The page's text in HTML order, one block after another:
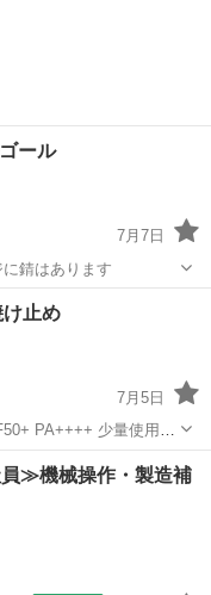
ール
7月7日
錆はあります
止め
7月5日
用し
≫機械操作・製造補